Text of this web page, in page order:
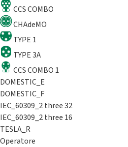
CCS COMBO
CHAdeMO
TYPE 1
TYPE 3A
CCS COMBO 1
DOMESTIC_E
DOMESTIC_F
IEC_60309_2 three 32
IEC_60309_2 three 16
TESLA_R
Operatore